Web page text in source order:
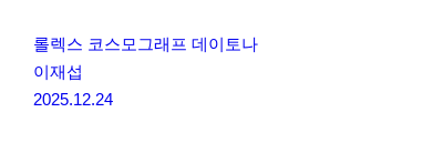
롤렉스 코스모그래프 데이토나
이재섭
2025.12.24